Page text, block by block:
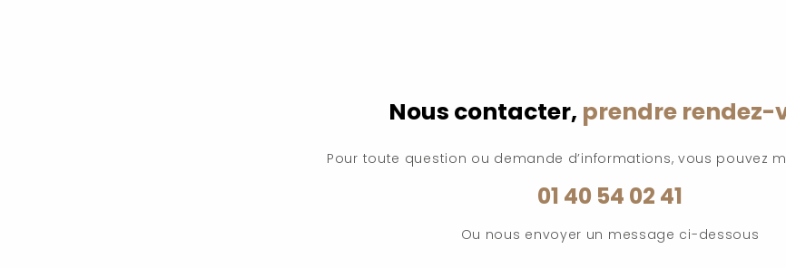
Nous contacter, prendre rendez-
Pour toute question ou demande d’informations, vous pouvez
01 40 54 02 41
Ou nous envoyer un message ci-dessous